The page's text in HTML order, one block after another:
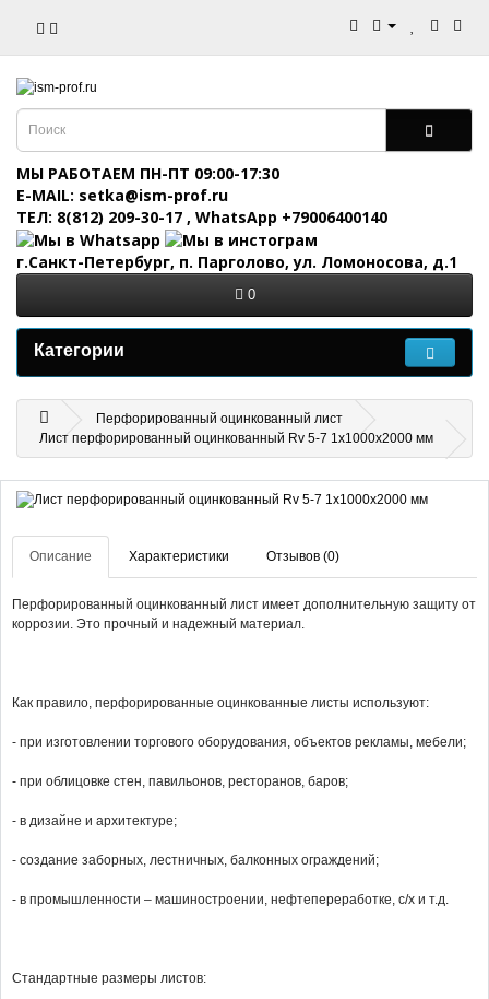
МЫ РАБОТАЕМ ПН-ПТ 09:00-17:30
E-MAIL: setka@ism-prof.ru
ТЕЛ: 8(812) 209-30-17 , WhatsApp +79006400140
г.Санкт-Петербург, п. Парголово, ул. Ломоносова, д.1
0
Категории
Перфорированный оцинкованный лист
Лист перфорированный оцинкованный Rv 5-7 1x1000x2000 мм
Описание Характеристики Отзывов (0)
Перфорированный оцинкованный лист имеет дополнительную защиту от
коррозии. Это прочный и надежный материал.
Как правило, перфорированные оцинкованные листы используют:
- при изготовлении торгового оборудования, объектов рекламы, мебели;
- при облицовке стен, павильонов, ресторанов, баров;
- в дизайне и архитектуре;
- создание заборных, лестничных, балконных ограждений;
- в промышленности – машиностроении, нефтепереработке, с/х и т.д.
Стандартные размеры листов: